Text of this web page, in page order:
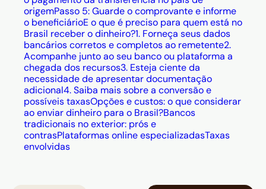
origemPasso 5: Guarde o comprovante e informe
o beneficiárioE o que é preciso para quem está no
Brasil receber o dinheiro?1. Forneça seus dados
bancários corretos e completos ao remetente2.
Acompanhe junto ao seu banco ou plataforma a
chegada dos recursos3. Esteja ciente da
necessidade de apresentar documentação
adicional4. Saiba mais sobre a conversão e
possíveis taxasOpções e custos: o que considerar
ao enviar dinheiro para o Brasil?Bancos
tradicionais no exterior: prós e
contrasPlataformas online especializadasTaxas
envolvidas